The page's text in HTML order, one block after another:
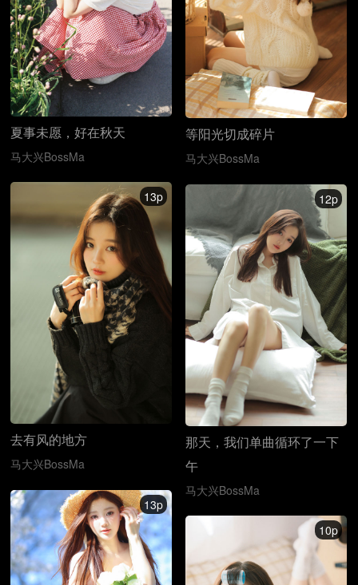
夏事未愿，好在秋天
马大兴BossMa
等阳光切成碎片
马大兴BossMa
13p
去有风的地方
马大兴BossMa
12p
那天，我们单曲循环了一下
午
马大兴BossMa
13p
10p